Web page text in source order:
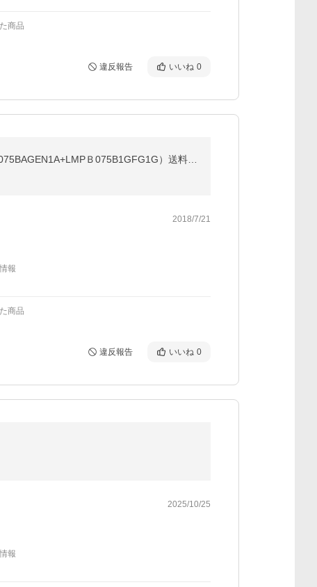
商品
違反報告 いいね 0
2018/7/21
報
商品
違反報告 いいね 0
2025/10/25
報